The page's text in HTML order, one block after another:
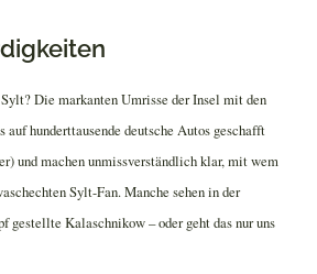
Die markanten Umrisse der Insel mit den
auf hunderttausende deutsche Autos geschafft
und machen unmissverständlich klar, mit wem
Sylt-Fan. Manche sehen in der
gestellte Kalaschnikow – oder geht das nur uns